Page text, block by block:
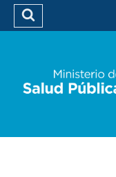
Buscar